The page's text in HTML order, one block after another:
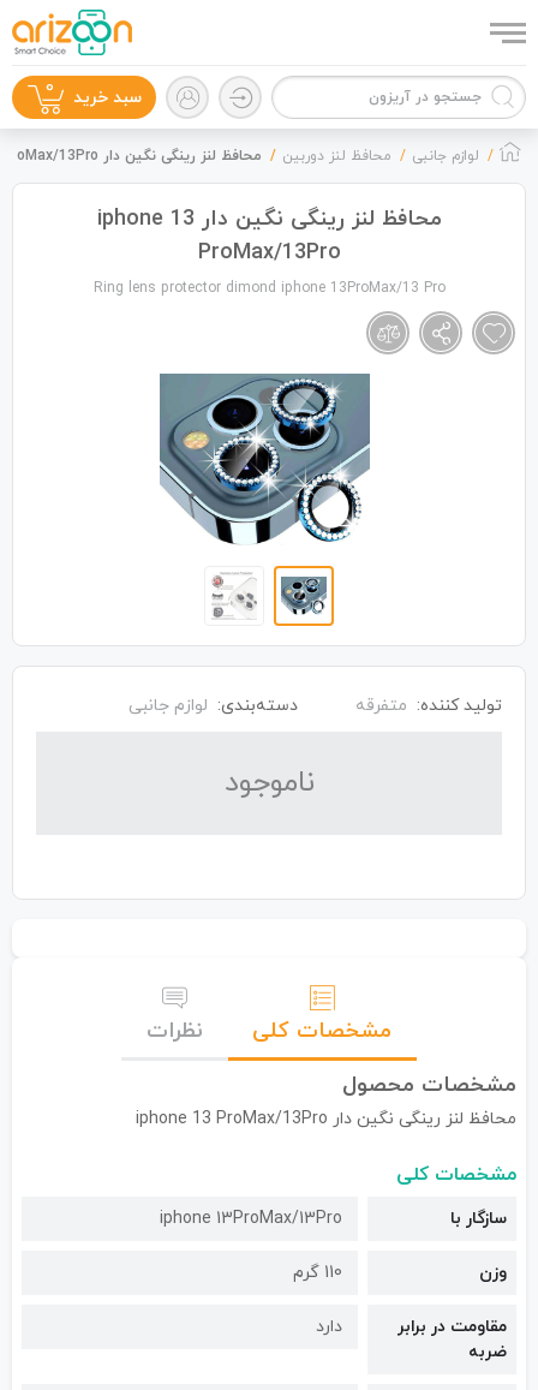
سبد خرید 0
لوازم جانبی محافظ لنز دوربین محافظ لنز رینگی نگین دار iphone 13 ProMax/13Pro
محافظ لنز رینگی نگین دار iphone 13
ProMax/13Pro
Ring lens protector dimond iphone 13ProMax/13 Pro
تولید کننده: متفرقه دسته‌بندی: لوازم جانبی
نا‌موجود
مشخصات کلی
نظرات
مشخصات محصول
محافظ لنز رینگی نگین دار iphone 13 ProMax/13Pro
مشخصات کلی
سازگار با iphone 13ProMax/13Pro
وزن 110 گرم
مقاومت در برابر
ضربه
دارد